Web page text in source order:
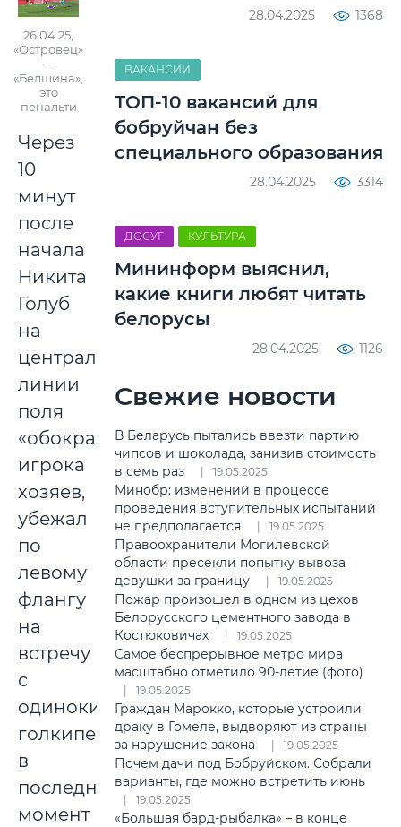
26.04.25,
«Островец»
–
«Белшина»,
это
пенальти
Через
10
минут
после
начала
Никита
Голуб
на
центральной
линии
поля
«обокрал»
игрока
хозяев,
убежал
по
левому
флангу
на
встречу
с
одиноким
голкипером,
в
последний
момент
28.04.2025 1368
ВАКАНСИИ
ТОП-10 вакансий для
бобруйчан без
специального образования
28.04.2025 3314
ДОСУГ КУЛЬТУРА
Мининформ выяснил,
какие книги любят читать
белорусы
28.04.2025 1126
Свежие новости
В Беларусь пытались ввезти партию
чипсов и шоколада, занизив стоимость
в семь раз
19.05.2025
Минобр: изменений в процессе
проведения вступительных испытаний
не предполагается
19.05.2025
Правоохранители Могилевской
области пресекли попытку вывоза
девушки за границу
19.05.2025
Пожар произошел в одном из цехов
Белорусского цементного завода в
Костюковичах
19.05.2025
Самое беспрерывное метро мира
масштабно отметило 90-летие (фото)
19.05.2025
Граждан Марокко, которые устроили
драку в Гомеле, выдворяют из страны
за нарушение закона
19.05.2025
Почем дачи под Бобруйском. Собрали
варианты, где можно встретить июнь
19.05.2025
«Большая бард-рыбалка» – в конце